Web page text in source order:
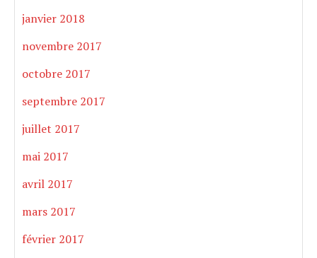
janvier 2018
novembre 2017
octobre 2017
septembre 2017
juillet 2017
mai 2017
avril 2017
mars 2017
février 2017